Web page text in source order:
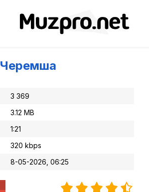
Черемша
3 369
3.12 MB
1:21
320 kbps
8-05-2026, 06:25